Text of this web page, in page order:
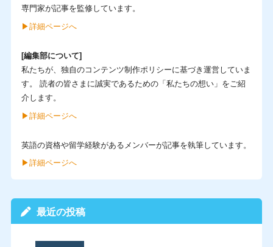
専門家が記事を監修しています。
▶︎詳細ページへ
[編集部について]
私たちが、独自のコンテンツ制作ポリシーに基づき運営していま
す。 読者の皆さまに誠実であるための「私たちの想い」をご紹
介します。
▶︎詳細ページへ
英語の資格や留学経験があるメンバーが記事を執筆しています。
▶︎詳細ページへ
最近の投稿